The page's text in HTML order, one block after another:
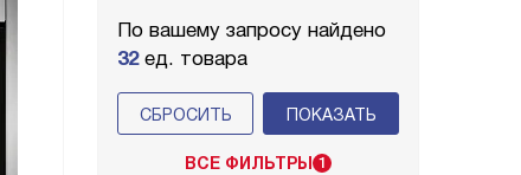
По вашему запросу найдено
32ед. товара
СБРОСИТЬ
ВСЕ ФИЛЬТРЫ 1